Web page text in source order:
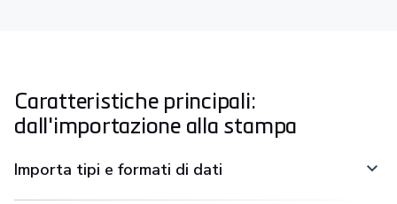
Caratteristiche principali:
dall'importazione alla stampa
Importa tipi e formati di dati